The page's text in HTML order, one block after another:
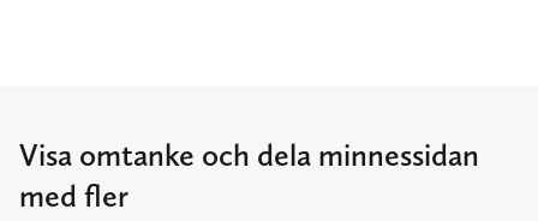
Visa omtanke och dela minnessidan
med fler